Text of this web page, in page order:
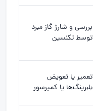
بررسی و شارژ گاز مبرد
توسط تکنسین
تعمیر یا تعویض
بلبرینگ‌ها یا کمپرسور